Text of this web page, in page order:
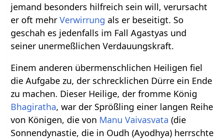
jemand besonders hilfreich sein will, verursacht
er oft mehrVerwirrung als er beseitigt. So
geschah es jedenfalls im Fall Agastyas und
seiner unermeßlichen Verdauungskraft.
Einem anderen übermenschlichen Heiligen fiel
die Aufgabe zu, der schrecklichen Dürre ein Ende
zu machen. Dieser Heilige, der fromme König
Bhagiratha, war der Sprößling einer langen Reihe
von Königen, die von Manu Vaivasvata (die
Sonnendynastie, die in Oudh (Ayodhya) herrschte